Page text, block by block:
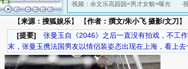
·视频：余文乐高园园<男才女貌>曝光
·
【来源：搜狐娱乐】 【作者：撰文/朱小飞 摄影/文刀】
[提要] 张曼玉自《2046》之后一直没有拍戏，不工
末，张曼玉携法国男友以情侣装姿态出现在上海，看上去